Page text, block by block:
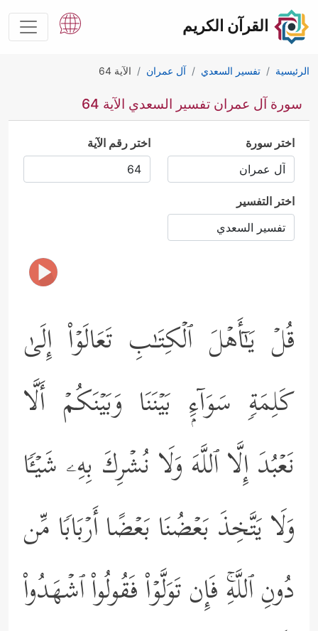
القرآن الكريم
الرئيسية تفسير السعدي آل عمران الآية 64
سورة آل عمران تفسير السعدي الآية 64
اختر سورة اختر رقم الآية
اختر التفسير
قُلۡ یَـٰۤأَهۡلَ ٱلۡكِتَـٰبِ تَعَالَوۡاْ إِلَىٰ
كَلِمَةࣲ سَوَاۤءِۭ بَیۡنَنَا وَبَیۡنَكُمۡ أَلَّا
نَعۡبُدَ إِلَّا ٱللَّهَ وَلَا نُشۡرِكَ بِهِۦ شَیۡـࣰٔا
وَلَا یَتَّخِذَ بَعۡضُنَا بَعۡضًا أَرۡبَابࣰا مِّن
دُونِ ٱللَّهِۚ فَإِن تَوَلَّوۡاْ فَقُولُواْ ٱشۡهَدُواْ